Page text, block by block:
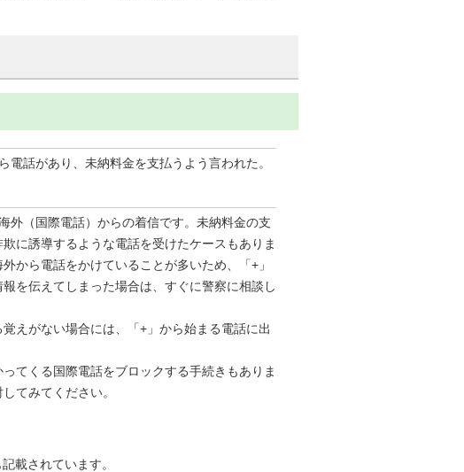
電話があり、未納料金を支払うよう言われた。
外（国際電話）からの着信です。未納料金の支
に誘導するような電話を受けたケースもありま
から電話をかけていることが多いため、「+」
を伝えてしまった場合は、すぐに警察に相談し
えがない場合には、「+」から始まる電話に出
てくる国際電話をブロックする手続きもありま
てみてください。
載されています。